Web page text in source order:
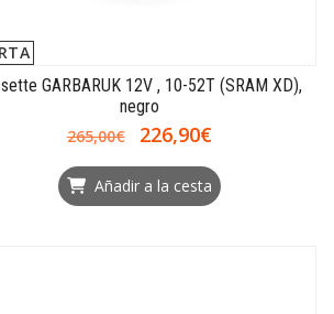
GARBARUK 12V , 10-52T (SRAM XD),
negro
265,00€
226,90€
Añadir a la cesta